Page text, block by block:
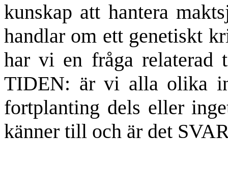
kunskap att hantera
handlar om ett genetiskt
har vi en fråga relaterad
TIDEN: är vi alla olika
fortplanting dels eller
känner till och är det